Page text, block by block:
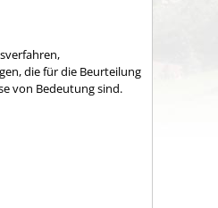
die für die Beurteilung
von Bedeutung sind.